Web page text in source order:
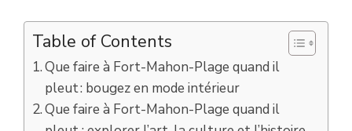
Table of Contents
Que faire à Fort-Mahon-Plage quand il
pleut : bougez en mode intérieur
Que faire à Fort-Mahon-Plage quand il